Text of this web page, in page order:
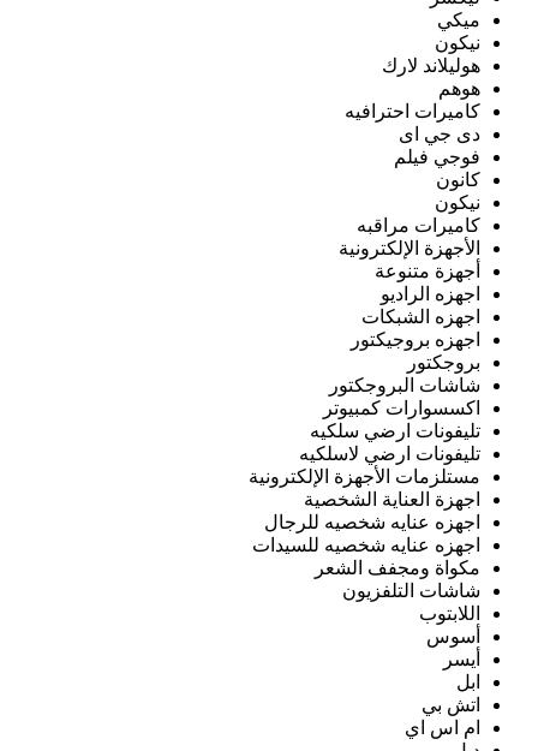
ميكي
نيكون
هوليلاند لارك
هوهم
كاميرات احترافيه
دى جي اى
فوجي فيلم
كانون
نيكون
كاميرات مراقبه
الأجهزة الإلكترونية
أجهزة متنوعة
اجهزه الراديو
اجهزه الشبكات
اجهزه بروجيكتور
بروجكتور
شاشات البروجكتور
اكسسوارات كمبيوتر
تليفونات ارضي سلكيه
تليفونات ارضي لاسلكيه
مستلزمات الأجهزة الإلكترونية
اجهزة العناية الشخصية
اجهزه عنايه شخصيه للرجال
اجهزه عنايه شخصيه للسيدات
مكواة ومجفف الشعر
شاشات التلفزيون
اللابتوب
أسوس
أيسر
ابل
اتش بي
ام اس اي